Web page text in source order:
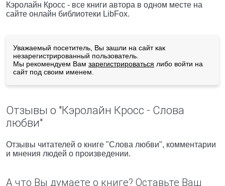
Кэролайн Кросс - все книги автора в одном месте на
сайте онлайн библиотеки LibFox.
Уважаемый посетитель, Вы зашли на сайт как
незарегистрированный пользователь.
Мы рекомендуем Вам зарегистрироваться либо войти на
сайт под своим именем.
Отзывы о "Кэролайн Кросс - Слова
любви"
Отзывы читателей о книге "Слова любви", комментарии
и мнения людей о произведении.
А что Вы думаете о книге? Оставьте Ваш